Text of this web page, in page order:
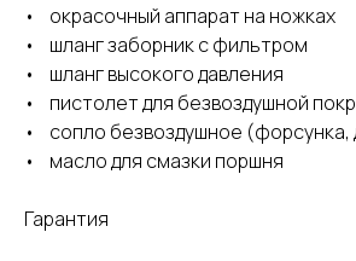
• окрасочный аппарат на ножках
• шланг заборник с фильтром
• шланг высокого давления
• пистолет для безвоздушной
• сопло безвоздушное (форсунка,
• масло для смазки поршня
Гарантия